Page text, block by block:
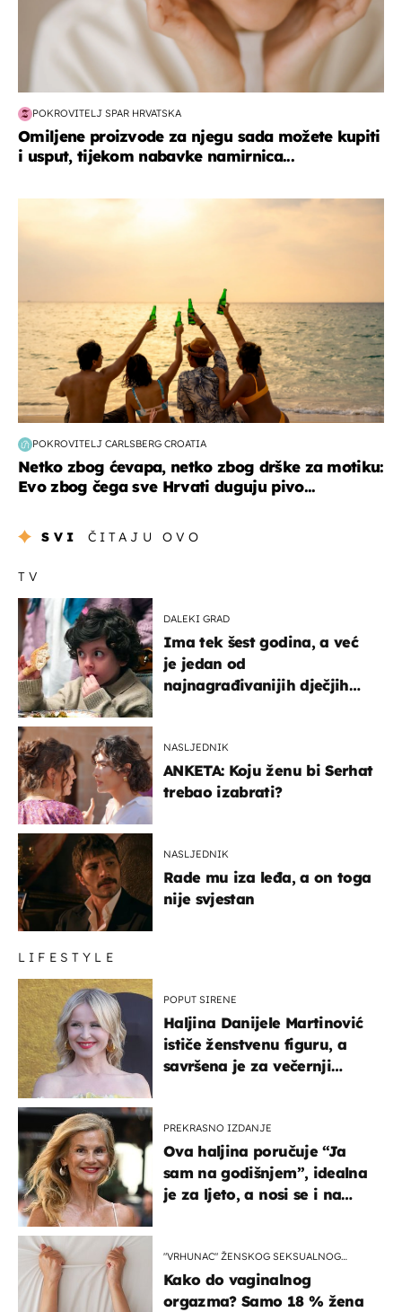
POKROVITELJ SPAR HRVATSKA
Omiljene proizvode za njegu sada možete kupiti
i usput, tijekom nabavke namirnica...
POKROVITELJ CARLSBERG CROATIA
Netko zbog ćevapa, netko zbog drške za motiku:
Evo zbog čega sve Hrvati duguju pivo...
SVI ČITAJU OVO
TV
DALEKI GRAD
Ima tek šest godina, a već
je jedan od
najnagrađivanijih dječjih
NASLJEDNIK
ANKETA: Koju ženu bi Serhat
trebao izabrati?
NASLJEDNIK
Rade mu iza leđa, a on toga
nije svjestan
LIFESTYLE
POPUT SIRENE
Haljina Danijele Martinović
ističe ženstvenu figuru, a
savršena je za večernji
PREKRASNO IZDANJE
Ova haljina poručuje “Ja
sam na godišnjem”, idealna
je za ljeto, a nosi se i na
"VRHUNAC" ŽENSKOG SEKSUALNOG
Kako do vaginalnog
orgazma? Samo 18 % žena